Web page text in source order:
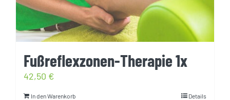
Fußreflexzonen-Therapie 1x
42,50 €
In den Warenkorb Details